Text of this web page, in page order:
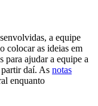
a equipe
colocar as ideias em
para ajudar a equipe a
partir daí. As notas
enquanto